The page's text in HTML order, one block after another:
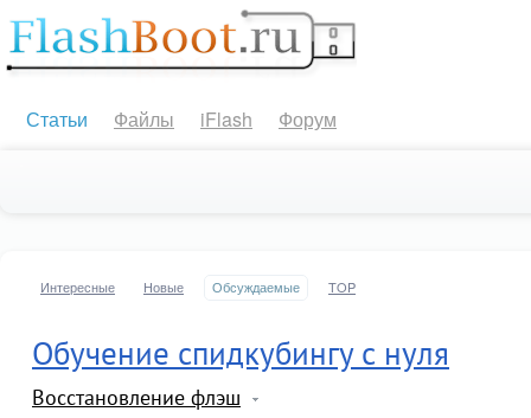
Статьи Файлы iFlash Форум
Интересные Новые Обсуждаемые TOP
Обучение спидкубингу с нуля
Восстановление флэш